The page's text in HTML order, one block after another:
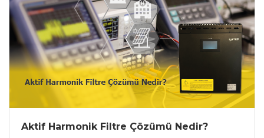
Aktif Harmonik Filtre Çözümü Nedir?